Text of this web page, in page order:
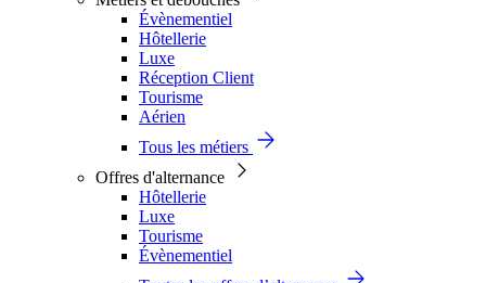
Évènementiel
Hôtellerie
Luxe
Réception Client
Tourisme
Aérien
Tous les métiers
Offres d'alternance
Hôtellerie
Luxe
Tourisme
Évènementiel